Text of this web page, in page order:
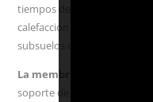
tiempos de instalación un
calefacción por suelo
subsuelos nivelados y limpios.
La membrana DCM-PRO
soporte de vellón